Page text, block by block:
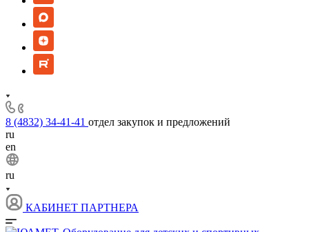
8 (4832) 34-41-41 отдел закупок и предложений
ru
en
ru
КАБИНЕТ ПАРТНЕРА